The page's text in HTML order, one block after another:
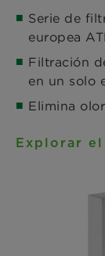
Serie de
europea
Filtración
en un solo
Elimina
Explorar